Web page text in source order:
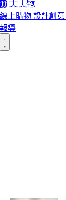
線上購物 設計創意
報導